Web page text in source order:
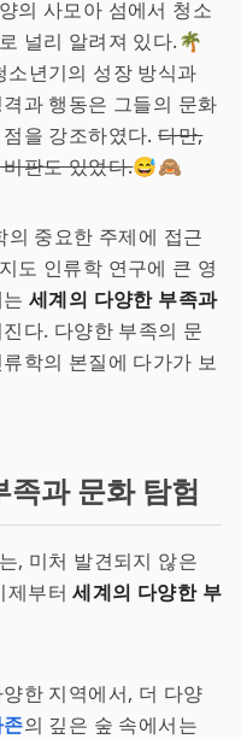
의 사모아 섬에서 청소
널리 알려져 있다.🌴
년기의 성장 방식과
과 행동은 그들의 문화
을 강조하였다.다만,
판도 있었다.😅🙈
중요한 주제에 접근
도 인류학 연구에 큰 영
세계의 다양한 부족과
다. 다양한 부족의 문
학의 본질에 다가가 보
과 문화 탐험
, 미처 발견되지 않은
제부터세계의 다양한 부
한 지역에서, 더 다양
의 깊은 숲 속에서는